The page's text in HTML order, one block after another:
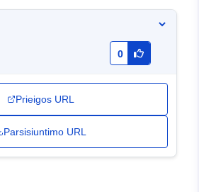
0
Prieigos URL
Parsisiuntimo URL